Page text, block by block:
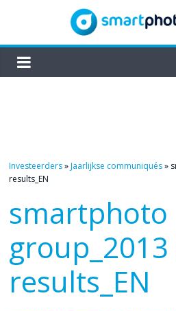
content
smartphoto
Investeerders»Jaarlijkse communiqués»
results_EN
smartphoto
results_EN